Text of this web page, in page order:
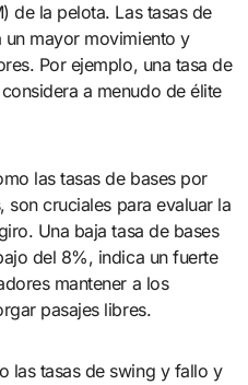
de la pelota. Las tasas de
un mayor movimiento y
Por ejemplo, una tasa de
a menudo de élite
las tasas de bases por
son cruciales para evaluar la
Una baja tasa de bases
del 8%, indica un fuerte
mantener a los
pasajes libres.
las tasas de swing y fallo y